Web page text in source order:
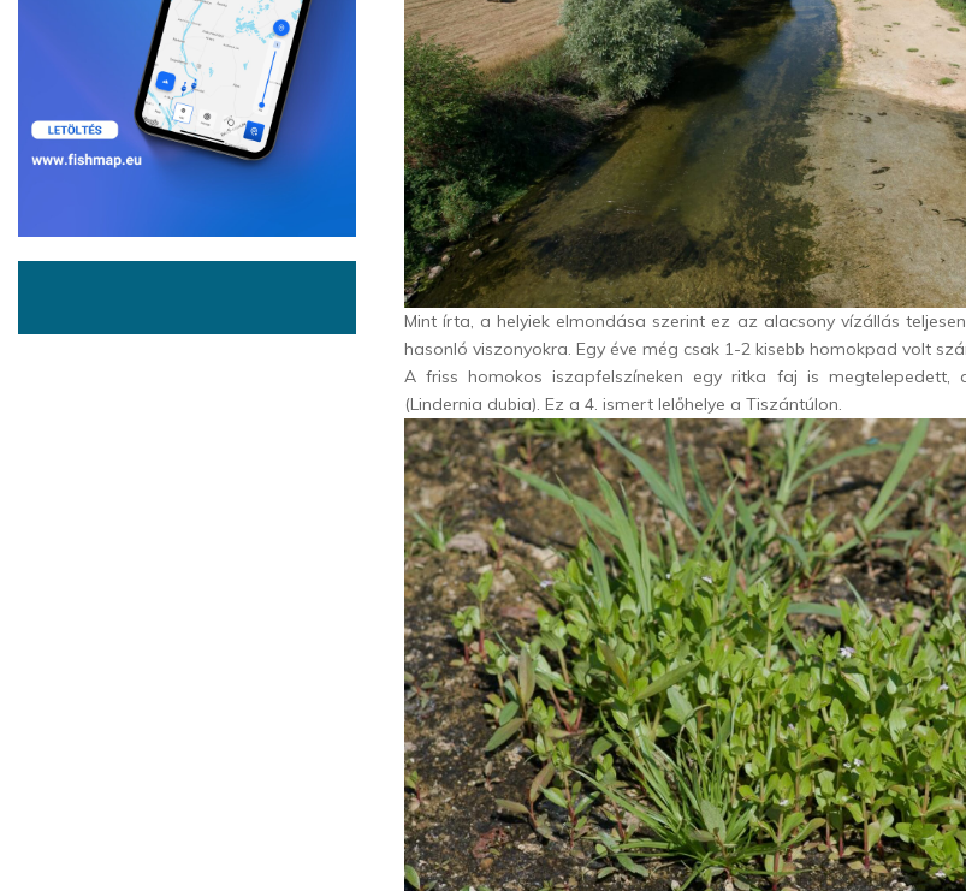
Mint írta, a helyiek elmondása szerint ez az alacsony vízállás
hasonló viszonyokra. Egy éve még csak 1-2 kisebb homokpad volt
A friss homokos iszapfelszíneken egy ritka faj is megtelepedett,
(Lindernia dubia). Ez a 4. ismert lelőhelye a Tiszántúlon.